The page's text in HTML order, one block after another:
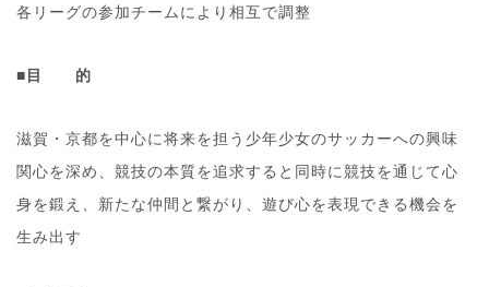
各リーグの参加チームにより相互で調整
■目 的
滋賀・京都を中心に将来を担う少年少女のサッカーへの興味
関心を深め、競技の本質を追求すると同時に競技を通じて心
身を鍛え、新たな仲間と繋がり、遊び心を表現できる機会を
生み出す